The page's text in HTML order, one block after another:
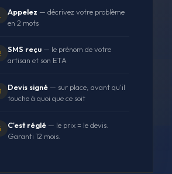
Appelez — décrivez votre problème
en 2 mots
SMS reçu — le prénom de votre
artisan et son ETA
Devis signé — sur place, avant qu'il
touche à quoi que ce soit
C'est réglé — le prix = le devis.
Garanti 12 mois.